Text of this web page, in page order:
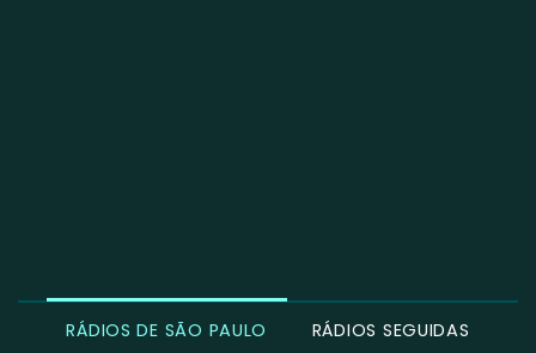
RÁDIOS DE SÃO PAULO RÁDIOS SEGUIDAS